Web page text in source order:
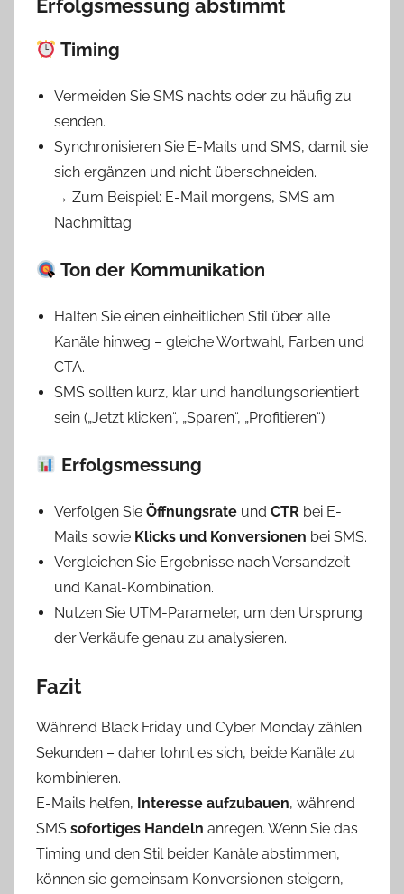
Erfolgsmessung abstimmt
Timing
Vermeiden Sie SMS nachts oder zu häufig zu
senden.
Synchronisieren Sie E-Mails und SMS, damit sie
sich ergänzen und nicht überschneiden.
→ Zum Beispiel: E-Mail morgens, SMS am
Nachmittag.
Ton der Kommunikation
Halten Sie einen einheitlichen Stil über alle
Kanäle hinweg – gleiche Wortwahl, Farben und
CTA.
SMS sollten kurz, klar und handlungsorientiert
sein („Jetzt klicken“, „Sparen“, „Profitieren“).
Erfolgsmessung
Verfolgen Sie Öffnungsrate und CTR bei E-
Mails sowie Klicks und Konversionen bei SMS.
Vergleichen Sie Ergebnisse nach Versandzeit
und Kanal-Kombination.
Nutzen Sie UTM-Parameter, um den Ursprung
der Verkäufe genau zu analysieren.
Fazit
Während Black Friday und Cyber Monday zählen
Sekunden – daher lohnt es sich, beide Kanäle zu
kombinieren.
E-Mails helfen, Interesse aufzubauen, während
SMS sofortiges Handeln anregen. Wenn Sie das
Timing und den Stil beider Kanäle abstimmen,
können sie gemeinsam Konversionen steigern,